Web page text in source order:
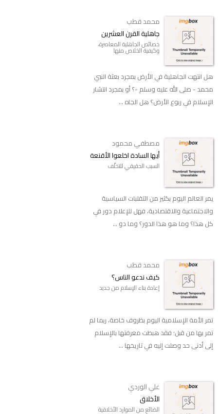
محمد قطب
جاهلية القرن العشرين
خصائص الجاهلية المعاصرة،
وكيفية الخلاص منها
هل انتهت الجاهلية في الأرض بمجرد بعثة النبي
محمد - صلى الله عليه وسلم -؟ أو بمجرد انتشار
الإسلام في ربوع الأرض؟ هل الجاه ...
مصطفي محمود
أيها السادة اخلعوا الأقنعة
السبب الحقيقي للتخلّف
يمر العالم اليوم بكثير من التقلبات السياسية
والاجتماعية والاقتصادية، فهل للإعلام دور في
كل هذا؟ وما هو هذا الدور؟ وما دو ...
محمد قطب
كيف ندعو الناس؟
إعادة بناء الإسلام من جديد
تمر الأمة الإسلامية اليوم بظروف خاصة، ربما لم
تمر بها من قبل؛ فقد هبطت معرفتها بالإسلام
إلى أدنى حد وصلت إليه في تاريخها ...
علي الوردي
الأخلاق
الضائع من الموارد الأخلاقية